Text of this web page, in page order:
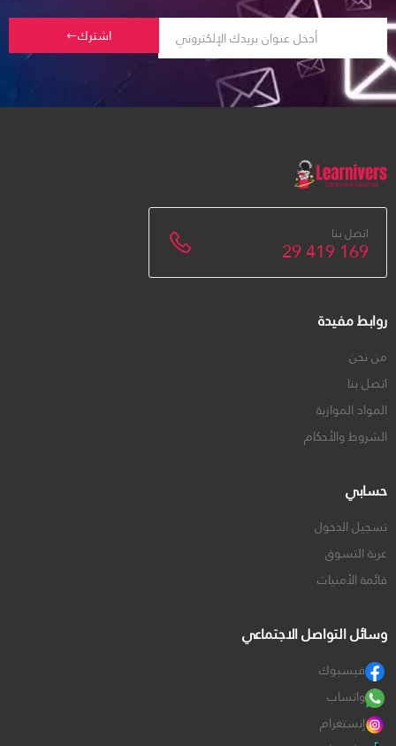
اشترك
اتصل بنا
29 419 169
روابط مفيدة
من نحن
اتصل بنا
المواد الموازية
الشروط والأحكام
حسابي
تسجيل الدخول
عربة التسوق
قائمة الأمنيات
وسائل التواصل الاجتماعي
فيسبوك
واتساب
إنستغرام